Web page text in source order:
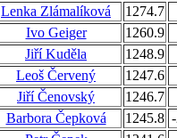
Lenka Zlámalíková
1274.7
Ivo Geiger
1260.9
Jiří Kuděla
1248.9
Leoš Červený
1247.6
Jiří Čenovský
1246.7
Barbora Čepková 1245.8